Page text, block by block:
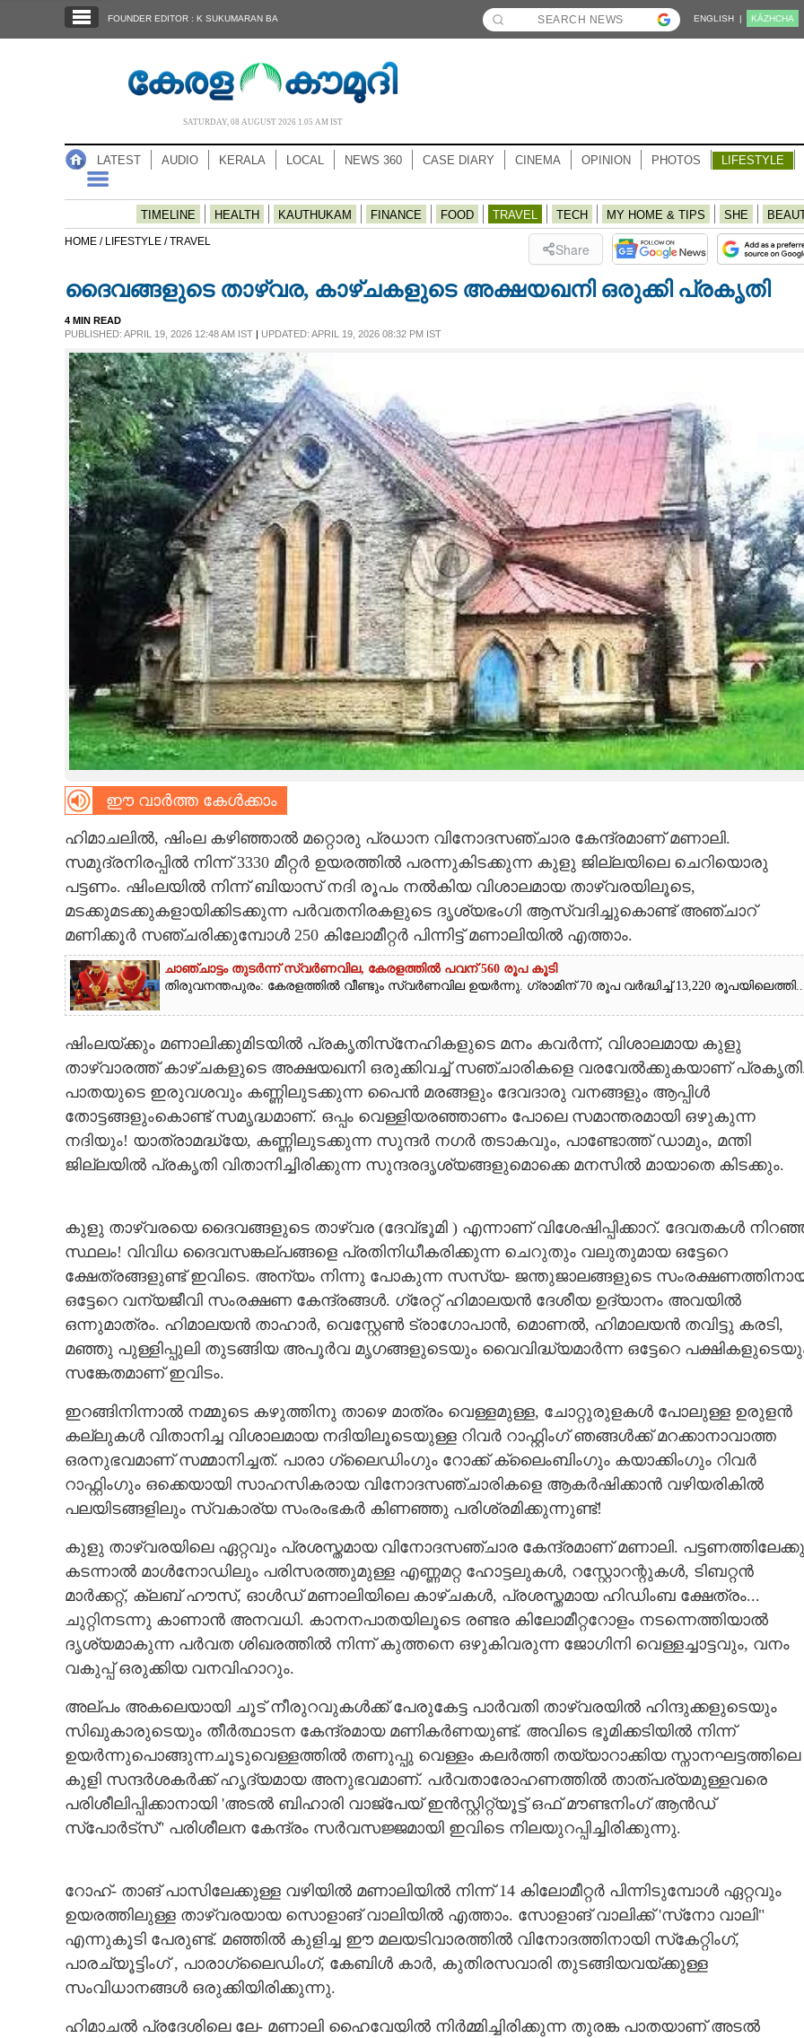
NOTIFIED NEWS
CASE DIARY
CARTOONS
LITERATURE
CONTACT US
FOUNDER EDITOR : K SUKUMARAN BA ENGLISH | KĀZHCHA
SATURDAY, 08 AUGUST 2026 1.05 AM IST
LATEST AUDIO KERALA LOCAL NEWS 360 CASE DIARY CINEMA OPINION PHOTOS LIFESTYLE
TIMELINE HEALTH KAUTHUKAM FINANCE FOOD TRAVEL TECH MY HOME & TIPS SHE
HOME / LIFESTYLE /TRAVEL Share
ദൈവങ്ങളുടെ താഴ്‌വര, കാഴ്ചകളുടെ അക്ഷയഖനി ഒരുക്കി പ്രകൃതി
4 MIN READ
PUBLISHED: APRIL 19, 2026 12:48 AM IST| UPDATED: APRIL 19, 2026 08:32 PM IST
ഈ വാർത്ത കേൾക്കാം
ഹിമാചലിൽ,​ ഷിംല കഴിഞ്ഞാൽ മറ്റൊരു പ്രധാന വിനോദസഞ്ചാര കേന്ദ്രമാണ് മണാലി.
സമുദ്രനിരപ്പിൽ നിന്ന് 3330 മീറ്റർ ഉയരത്തിൽ പരന്നുകിടക്കുന്ന കുളു ജില്ലയിലെ ചെറിയൊരു
പട്ടണം. ഷിംലയിൽ നിന്ന് ബിയാസ് നദി രൂപം നൽകിയ വിശാലമായ താഴ്വ‌രയിലൂടെ,
മടക്കുമടക്കുകളായിക്കിടക്കുന്ന പർവതനിരകളുടെ ദൃശ്യഭംഗി ആസ്വദിച്ചുകൊണ്ട് അഞ്ചാറ്
മണിക്കൂർ സഞ്ചരിക്കുമ്പോൾ 250 കിലോമീറ്റർ പിന്നിട്ട് മണാലിയിൽ എത്താം.
ചാഞ്ചാട്ടം തുടർന്ന് സ്വർണവില, കേരളത്തിൽ പവന് 560 രൂപ കൂടി
തിരുവനന്തപുരം: കേരളത്തിൽ വീണ്ടും സ്വർണവില ഉയർന്നു. ഗ്രാമിന് 70 രൂപ വർദ്ധിച്ച് 13,220
ഷിംലയ്ക്കും മണാലിക്കുമിടയിൽ പ്രകൃതിസ്‌നേഹികളുടെ മനം കവർന്ന്,​ വിശാലമായ കുളു
താഴ്‌വാരത്ത് കാഴ്ചകളുടെ അക്ഷയഖനി ഒരുക്കിവച്ച് സഞ്ചാരികളെ വരവേൽക്കുകയാണ്
പാതയുടെ ഇരുവശവും കണ്ണിലുടക്കുന്ന പൈൻ മരങ്ങളും ദേവദാരു വനങ്ങളും ആപ്പിൾ
തോട്ടങ്ങളുംകൊണ്ട് സമൃദ്ധമാണ്. ഒപ്പം വെള്ളിയരഞ്ഞാണം പോലെ സമാന്തരമായി ഒഴുകുന്ന
നദിയും! യാത്രാമദ്ധ്യേ,​ കണ്ണിലുടക്കുന്ന സുന്ദർ നഗർ തടാകവും,​ പാണ്ടോത്ത് ഡാമും,​ മന്തി
ജില്ലയിൽ പ്രകൃതി വിതാനിച്ചിരിക്കുന്ന സുന്ദരദൃശ്യങ്ങളുമൊക്കെ മനസിൽ മായാതെ കിടക്കും.
കുളു താഴ്‌വരയെ ദൈവങ്ങളുടെ താഴ്വര (ദേവ്ഭൂമി ) എന്നാണ് വിശേഷിപ്പിക്കാറ്. ദേവതകൾ
സ്ഥലം! വിവിധ ദൈവസങ്കല്പങ്ങളെ പ്രതിനിധീകരിക്കുന്ന ചെറുതും വലുതുമായ ഒട്ടേറെ
ക്ഷേത്രങ്ങളുണ്ട് ഇവിടെ. അന്യം നിന്നു പോകുന്ന സസ്യ- ജന്തുജാലങ്ങളുടെ
ഒട്ടേറെ വന്യജീവി സംരക്ഷണ കേന്ദ്രങ്ങൾ. ഗ്രേറ്റ് ഹിമാലയൻ ദേശീയ ഉദ്യാനം അവയിൽ
ഒന്നുമാത്രം. ഹിമാലയൻ താഹാർ, വെസ്റ്റേൺ ട്രാഗോപാൻ, മൊണൽ, ഹിമാലയൻ തവിട്ടു കരടി,
മഞ്ഞു പുള്ളിപ്പുലി തുടങ്ങിയ അപൂർവ മൃഗങ്ങളുടെയും വൈവിദ്ധ്യമാർന്ന ഒട്ടേറെ
സങ്കേതമാണ് ഇവിടം.
ഇറങ്ങിനിന്നാൽ നമ്മുടെ കഴുത്തിനു താഴെ മാത്രം വെള്ളമുള്ള,​ ചോറ്റുരുളകൾ പോലുള്ള ഉരുളൻ
കല്ലുകൾ വിതാനിച്ച വിശാലമായ നദിയിലൂടെയുള്ള റിവർ റാഫ്റ്റിംഗ് ഞങ്ങൾക്ക് മറക്കാനാവാത്ത
ഒരനുഭവമാണ് സമ്മാനിച്ചത്. പാരാ ഗ്ലൈഡിംഗും റോക്ക് ക്ലൈംബിംഗും കയാക്കിംഗും റിവർ
റാഫ്റ്റിംഗും ഒക്കെയായി സാഹസികരായ വിനോദസഞ്ചാരികളെ ആകർഷിക്കാൻ വഴിയരികിൽ
പലയിടങ്ങളിലും സ്വകാര്യ സംരംഭകർ കിണഞ്ഞു പരിശ്രമിക്കുന്നുണ്ട്!
കുളു താഴ്‌വരയിലെ ഏറ്റവും പ്രശസ്തമായ വിനോദസഞ്ചാര കേന്ദ്രമാണ് മണാലി. പട്ടണത്തിലേക്കു
കടന്നാൽ മാൾനോഡിലും പരിസരത്തുമുള്ള എണ്ണമറ്റ ഹോട്ടലുകൾ, റസ്റ്റോറന്റുകൾ, ടിബറ്റൻ
മാർക്കറ്റ്, ക്ലബ് ഹൗസ്, ഓൾഡ് മണാലിയിലെ കാഴ്ചകൾ, പ്രശസ്തമായ ഹിഡിംബ ക്ഷേത്രം...
ചുറ്റിനടന്നു കാണാൻ അനവധി. കാനനപാതയിലൂടെ രണ്ടര കിലോമീറ്ററോളം നടന്നെത്തിയാൽ
ദൃശ്യമാകുന്ന പർവത ശിഖരത്തിൽ നിന്ന് കുത്തനെ ഒഴുകിവരുന്ന ജോഗിനി വെള്ളച്ചാട്ടവും, വനം
വകുപ്പ് ഒരുക്കിയ വനവിഹാറും.
അല്പം അകലെയായി ചൂട് നീരുറവുകൾക്ക് പേരുകേട്ട പാർവതി താഴ്‌വരയിൽ ഹിന്ദുക്കളുടെയും
സിഖുകാരുടെയും തീർത്ഥാടന കേന്ദ്രമായ മണികർണയുണ്ട്. അവിടെ ഭൂമിക്കടിയിൽ നിന്ന്
ഉയർന്നുപൊങ്ങുന്നചൂടുവെള്ളത്തിൽ തണുപ്പു വെള്ളം കലർത്തി തയ്യാറാക്കിയ സ്നാനഘട്ടത്തിലെ
കുളി സന്ദർശകർക്ക് ഹൃദ്യമായ അനുഭവമാണ്. പർവതാരോഹണത്തിൽ താത്പര്യമുള്ളവരെ
പരിശീലിപ്പിക്കാനായി 'അടൽ ബിഹാരി വാജ്പേയ് ഇൻസ്റ്റിറ്റ്യൂട്ട് ഒഫ് മൗണ്ടനിംഗ് ആൻഡ്
സ്‌പോർട്സ്" പരിശീലന കേന്ദ്രം സർവസജ്ജമായി ഇവിടെ നിലയുറപ്പിച്ചിരിക്കുന്നു.
റോഹ്- താങ് പാസിലേക്കുള്ള വഴിയിൽ മണാലിയിൽ നിന്ന് 14 കിലോമീറ്റർ പിന്നിടുമ്പോൾ ഏറ്റവും
ഉയരത്തിലുള്ള താഴ്‌വരയായ സൊളാങ് വാലിയിൽ എത്താം. സോളാങ് വാലിക്ക് 'സ്‌നോ വാലി"
എന്നുകൂടി പേരുണ്ട്. മഞ്ഞിൽ കുളിച്ച ഈ മലയടിവാരത്തിൽ വിനോദത്തിനായി സ്‌കേറ്റിംഗ്,
പാരച്യൂട്ടിംഗ് , പാരാഗ്ലൈഡിംഗ്,​ കേബിൾ കാർ, കുതിരസവാരി തുടങ്ങിയവയ്ക്കുള്ള
സംവിധാനങ്ങൾ ഒരുക്കിയിരിക്കുന്നു.
ഹിമാചൽ പ്രദേശിലെ ലേ- മണാലി ഹൈവേയിൽ നിർമ്മിച്ചിരിക്കുന്ന തുരങ്ക പാതയാണ് അടൽ